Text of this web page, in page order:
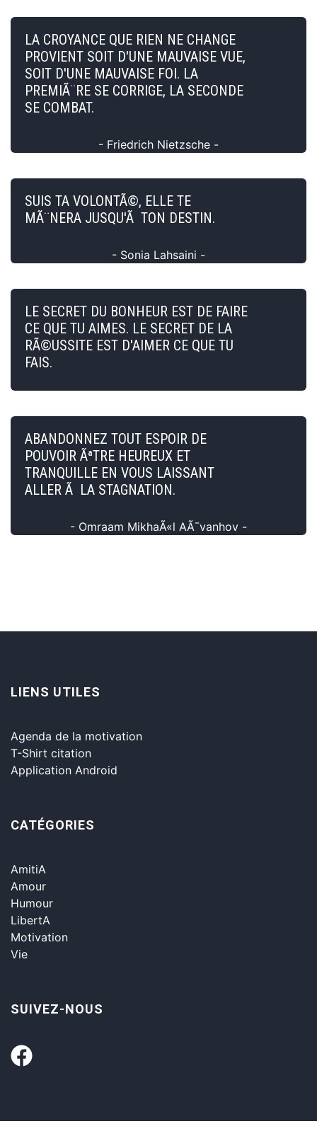
LA CROYANCE QUE RIEN NE CHANGE
PROVIENT SOIT D'UNE MAUVAISE VUE,
SOIT D'UNE MAUVAISE FOI. LA
PREMIÃ¨RE SE CORRIGE, LA SECONDE
SE COMBAT.
- Friedrich Nietzsche -
SUIS TA VOLONTÃ©, ELLE TE
MÃ¨NERA JUSQU'Ã TON DESTIN.
- Sonia Lahsaini -
LE SECRET DU BONHEUR EST DE FAIRE
CE QUE TU AIMES. LE SECRET DE LA
RÃ©USSITE EST D'AIMER CE QUE TU
FAIS.
ABANDONNEZ TOUT ESPOIR DE
POUVOIR ÃªTRE HEUREUX ET
TRANQUILLE EN VOUS LAISSANT
ALLER Ã LA STAGNATION.
- Omraam MikhaÃ«l AÃ¯vanhov -
LIENS UTILES
Agenda de la motivation
T-Shirt citation
Application Android
CATÉGORIES
AmitiA
Amour
Humour
LibertA
Motivation
Vie
SUIVEZ-NOUS